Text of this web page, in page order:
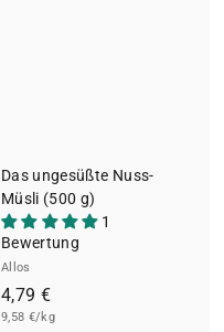
Das ungesüßte Nuss-
Müsli (500 g)
1
Bewertung
Allos
4,79 €4
,
9,58 €/kg